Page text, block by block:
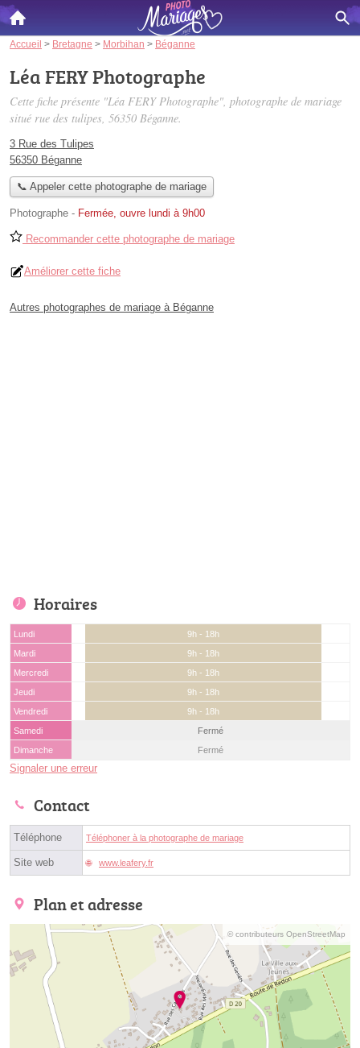
Accueil > Bretagne > Morbihan > Béganne
Léa FERY Photographe
Cette fiche présente "Léa FERY Photographe", photographe de mariage
situé rue des tulipes, 56350 Béganne.
3 Rue des Tulipes
56350 Béganne
📞 Appeler cette photographe de mariage
Photographe - Fermée, ouvre lundi à 9h00
Recommander cette photographe de mariage
Améliorer cette fiche
Autres photographes de mariage à Béganne
Horaires
Lundi
9h - 18h
Mardi
9h - 18h
Mercredi
9h - 18h
Jeudi
9h - 18h
Vendredi
9h - 18h
Samedi
Fermé
Dimanche
Fermé
Signaler une erreur
Contact
Téléphone Téléphoner à la photographe de mariage
Site web www.leafery.fr
Plan et adresse
© contributeurs OpenStreetMap